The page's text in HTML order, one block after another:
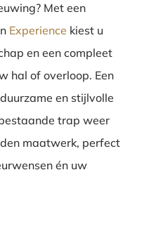
Met een
Experience kiest u
en een compleet
hal of overloop. Een
en stijlvolle
trap weer
maatwerk, perfect
én uw